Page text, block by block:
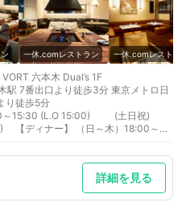
一休.comレストラン 一休.comレストラ
六本木 Dual’s 1F
駅 7番出口より徒歩3分 東京メトロ日
り徒歩5分
～15:30 (L.O 15:00) (土日祝)
～
）17:00～23:00 (L.O 22:00)
詳細を見る